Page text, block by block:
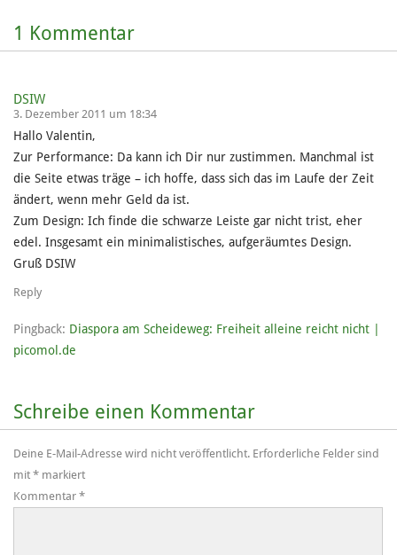
1 Kommentar
DSIW
3. Dezember 2011 um 18:34
Hallo Valentin,
Zur Performance: Da kann ich Dir nur zustimmen. Manchmal ist
die Seite etwas träge – ich hoffe, dass sich das im Laufe der Zeit
ändert, wenn mehr Geld da ist.
Zum Design: Ich finde die schwarze Leiste gar nicht trist, eher
edel. Insgesamt ein minimalistisches, aufgeräumtes Design.
Gruß DSIW
Reply
Pingback: Diaspora am Scheideweg: Freiheit alleine reicht nicht |
picomol.de
Schreibe einen Kommentar
Deine E-Mail-Adresse wird nicht veröffentlicht. Erforderliche Felder sind
mit * markiert
Kommentar *